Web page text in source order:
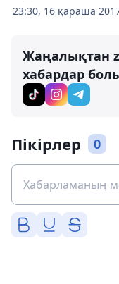
23:30, 16 қараша
Жаңалықтан
хабардар
Пікірлер 0